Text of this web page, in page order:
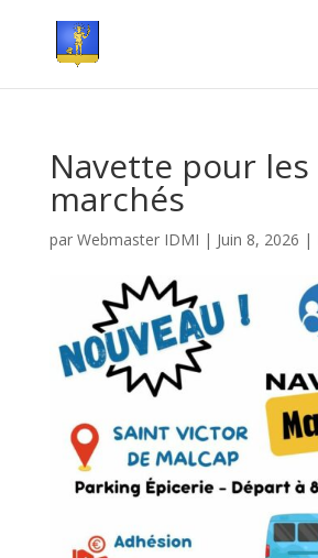
Navette pour les
marchés
par Webmaster IDMI | Juin 8, 2026 |